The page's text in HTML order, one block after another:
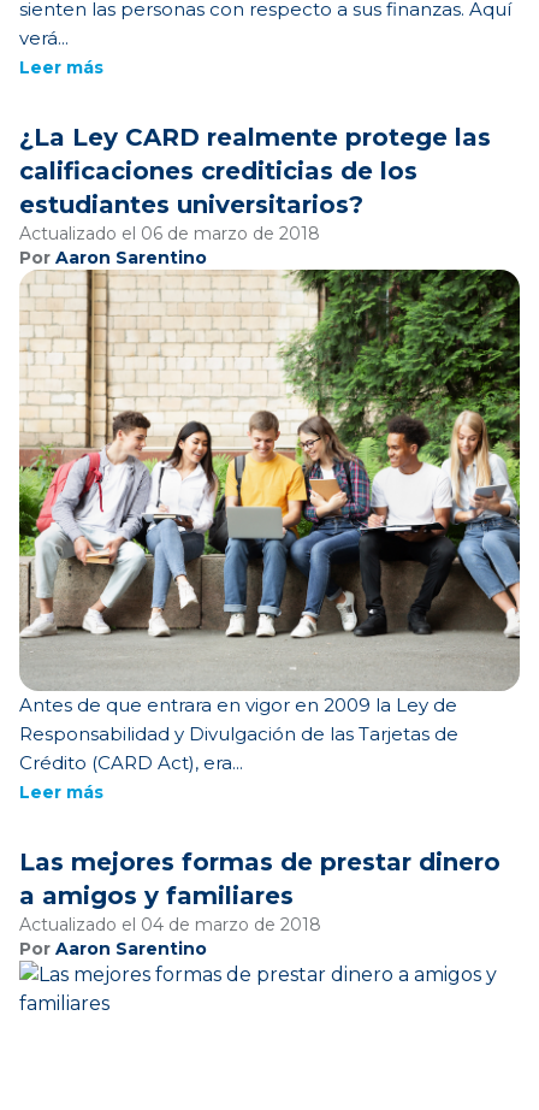
sienten las personas con respecto a sus finanzas. Aquí
verá...
Leer más
¿La Ley CARD realmente protege las
calificaciones crediticias de los
estudiantes universitarios?
Actualizado el 06 de marzo de 2018
Por Aaron Sarentino
Antes de que entrara en vigor en 2009 la Ley de
Responsabilidad y Divulgación de las Tarjetas de
Crédito (CARD Act), era...
Leer más
Las mejores formas de prestar dinero
a amigos y familiares
Actualizado el 04 de marzo de 2018
Por Aaron Sarentino